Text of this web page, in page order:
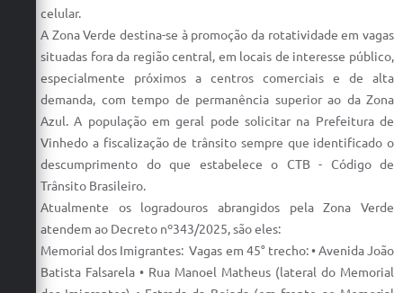
celular.
A Zona Verde destina-se à promoção da rotatividade em vagas
situadas fora da região central, em locais de interesse público,
especialmente próximos a centros comerciais e de alta
demanda, com tempo de permanência superior ao da Zona
Azul. A população em geral pode solicitar na Prefeitura de
Vinhedo a fiscalização de trânsito sempre que identificado o
descumprimento do que estabelece o CTB - Código de
Trânsito Brasileiro.
Atualmente os logradouros abrangidos pela Zona Verde
atendem ao Decreto nº343/2025, são eles:
Memorial dos Imigrantes: Vagas em 45° trecho: • Avenida João
Batista Falsarela • Rua Manoel Matheus (lateral do Memorial